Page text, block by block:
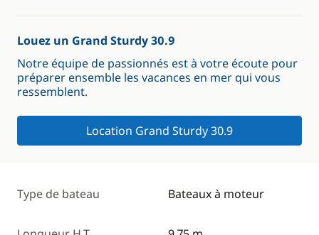
Louez un Grand Sturdy 30.9
Notre équipe de passionnés est à votre écoute pour
préparer ensemble les vacances en mer qui vous
ressemblent.
Location Grand Sturdy 30.9
Type de bateau Bateaux à moteur